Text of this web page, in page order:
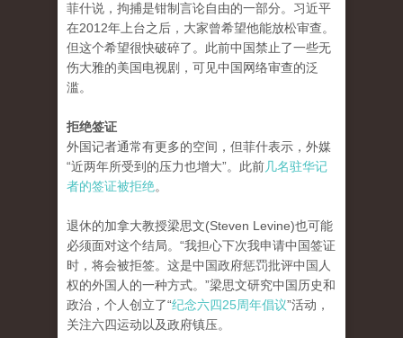
菲什说，拘捕是钳制言论自由的一部分。习近平
在2012年上台之后，大家曾希望他能放松审查。
但这个希望很快破碎了。此前中国禁止了一些无
伤大雅的美国电视剧，可见中国网络审查的泛
滥。
拒绝签证
外国记者通常有更多的空间，但菲什表示，外媒
“近两年所受到的压力也增大”。此前几名驻华记
者的签证被拒绝。
退休的加拿大教授梁思文(Steven Levine)也可能
必须面对这个结局。“我担心下次我申请中国签证
时，将会被拒签。这是中国政府惩罚批评中国人
权的外国人的一种方式。”梁思文研究中国历史和
政治，个人创立了“纪念六四25周年倡议”活动，
关注六四运动以及政府镇压。